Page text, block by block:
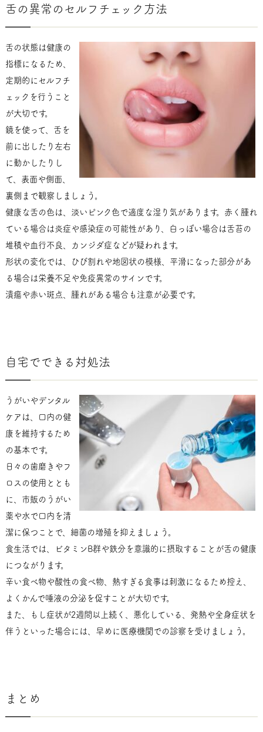
舌の異常のセルフチェック方法
舌の状態は健康の
指標になるため、
定期的にセルフチ
ェックを行うこと
が大切です。
鏡を使って、舌を
前に出したり左右
に動かしたりし
て、表面や側面、
裏側まで観察しましょう。
健康な舌の色は、淡いピンク色で適度な湿り気があります。赤く腫れ
ている場合は炎症や感染症の可能性があり、白っぽい場合は舌苔の
堆積や血行不良、カンジダ症などが疑われます。
形状の変化では、ひび割れや地図状の模様、平滑になった部分があ
る場合は栄養不足や免疫異常のサインです。
潰瘍や赤い斑点、腫れがある場合も注意が必要です。
自宅でできる対処法
うがいやデンタル
ケアは、口内の健
康を維持するため
の基本です。
日々の歯磨きやフ
ロスの使用ととも
に、市販のうがい
薬や水で口内を清
潔に保つことで、細菌の増殖を抑えましょう。
食生活では、ビタミンB群や鉄分を意識的に摂取することが舌の健康
につながります。
辛い食べ物や酸性の食べ物、熱すぎる食事は刺激になるため控え、
よくかんで唾液の分泌を促すことが大切です。
また、もし症状が2週間以上続く、悪化している、発熱や全身症状を
伴うといった場合には、早めに医療機関での診察を受けましょう。
まとめ